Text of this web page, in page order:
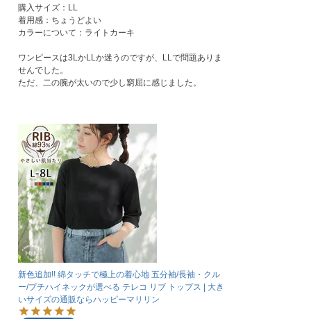
購入サイズ：LL
着用感：ちょうどよい
カラーについて：ライトカーキ
ワンピースは3LかLLか迷うのですが、LLで問題ありま
せんでした。
ただ、二の腕が太いので少し窮屈に感じました。
新色追加!! 綿タッチで極上の着心地 五分袖/長袖・クル
ー/プチハイネックが選べる テレコ リブ トップス | 大き
いサイズの通販ならハッピーマリリン